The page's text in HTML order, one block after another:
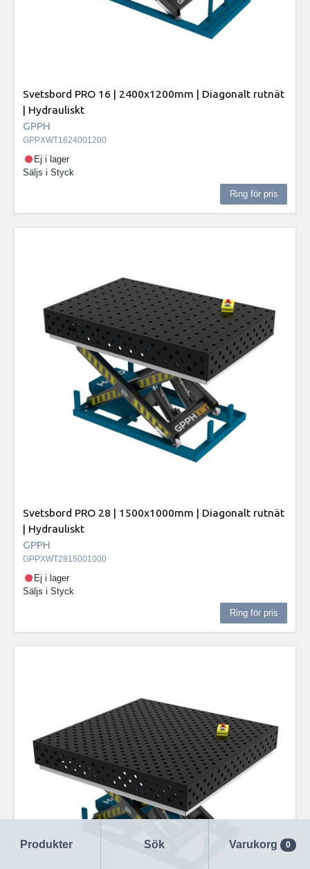
Produkter Sök Varukorg 0
Svetsbord PRO 16 | 2400x1200mm | Diagonalt rutnät
| Hydrauliskt
GPPH
GPPXWT1624001200
Ej i lager
Säljs i Styck
Ring för pris
Svetsbord PRO 28 | 1500x1000mm | Diagonalt rutnät
| Hydrauliskt
GPPH
GPPXWT2815001000
Ej i lager
Säljs i Styck
Ring för pris